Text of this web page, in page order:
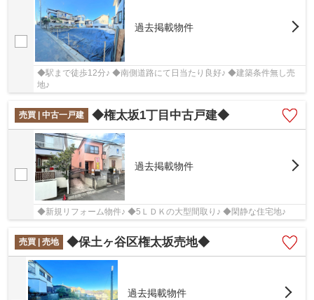
過去掲載物件
◆駅まで徒歩12分♪ ◆南側道路にて日当たり良好♪ ◆建築条件無し売
地♪
売買 | 中古一戸建 ◆権太坂1丁目中古戸建◆
過去掲載物件
◆新規リフォーム物件♪ ◆5ＬＤＫの大型間取り♪ ◆閑静な住宅地♪
売買 | 売地 ◆保土ヶ谷区権太坂売地◆
過去掲載物件